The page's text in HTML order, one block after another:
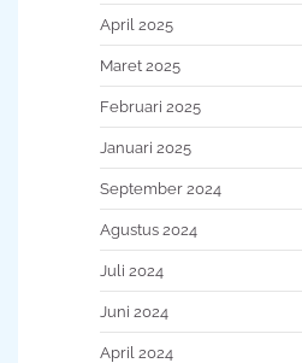
April 2025
Maret 2025
Februari 2025
Januari 2025
September 2024
Agustus 2024
Juli 2024
Juni 2024
April 2024